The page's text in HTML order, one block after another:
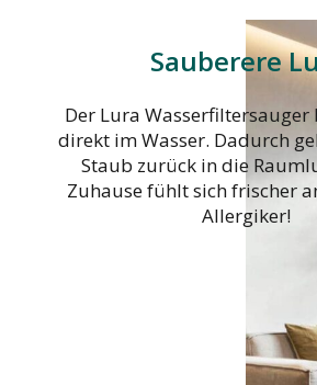
Sauberere
Der Lura
direkt im Wasser. Dadurch
Staub zurück in die
Zuhause fühlt sich frischer
Allergiker!